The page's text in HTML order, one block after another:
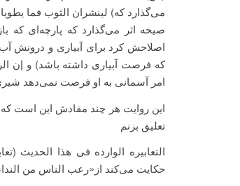
می‌گذارد که) لينشران الثوب فما
صیحه اثر می‌گذارد که پارچه‌ای که
اصلاحش کرد برای آبیاری و درونش
که فرصت آبیاری داشته باشد) و إن
امر آسمانی به او فرصت نمی‌دهد
این روایت هر چند مفادش این است
تعلیق بزنم
التعابیره الوارده فی هذا الحدیث
حکایت می‌کند از«رعب الناس من